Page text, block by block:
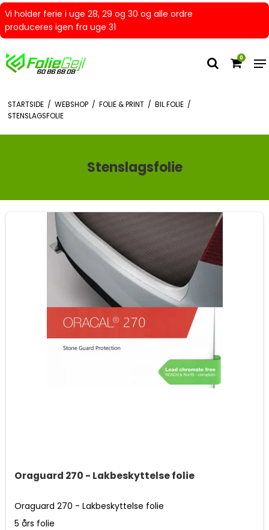
Vi holder ferie i uge 28, 29 og 30 og alle ordre
produceres igen fra uge 31
0
STARTSIDE / WEBSHOP / FOLIE & PRINT / BIL FOLIE /
STENSLAGSFOLIE
Stenslagsfolie
Oraguard 270 - Lakbeskyttelse folie
Oraguard 270 - Lakbeskyttelse folie
5 års folie